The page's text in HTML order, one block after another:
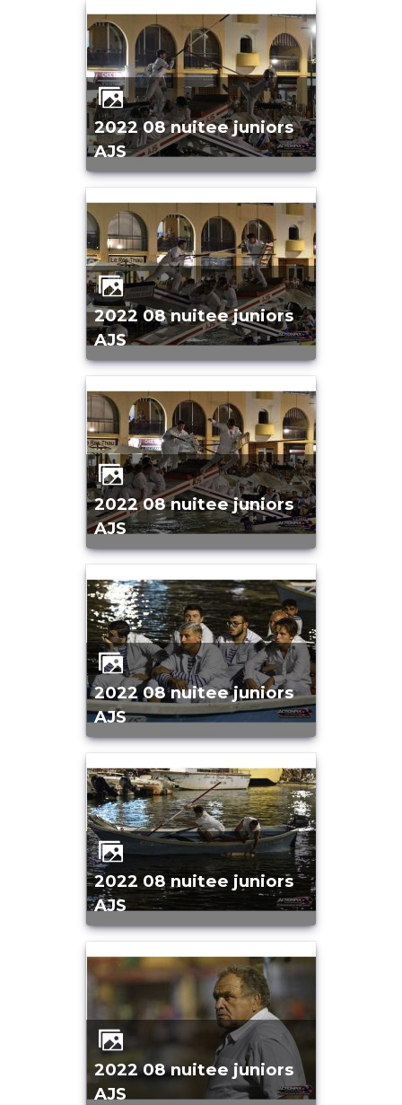
2022 08 nuitee juniors
AJS
2022 08 nuitee juniors
AJS
2022 08 nuitee juniors
AJS
2022 08 nuitee juniors
AJS
2022 08 nuitee juniors
AJS
2022 08 nuitee juniors
AJS